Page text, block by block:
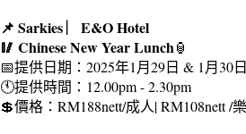
📌 Sarkies ︳E&O Hotel
🥢 Chinese New Year Lunch🏮
📅提供日期：2025年1月29日 & 1月30
🕚提供時間：12.00pm - 2.30pm
💲價格：RM188nett/成人| RM108nett /